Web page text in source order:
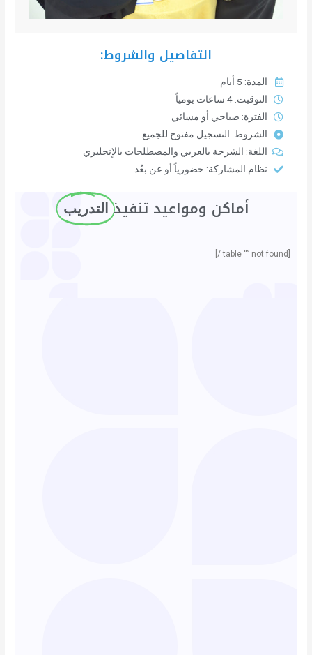
التفاصيل والشروط:
المدة: 5 أيام
التوقيت: 4 ساعات يومياً
الفترة: صباحي أو مسائي
الشروط: التسجيل مفتوح للجميع
اللغة: الشرحة بالعربي والمصطلحات بالإنجليزي
نظام المشاركة: حضورياً أو عن بعُد
أماكن ومواعيد تنفيذ ​ التدريب